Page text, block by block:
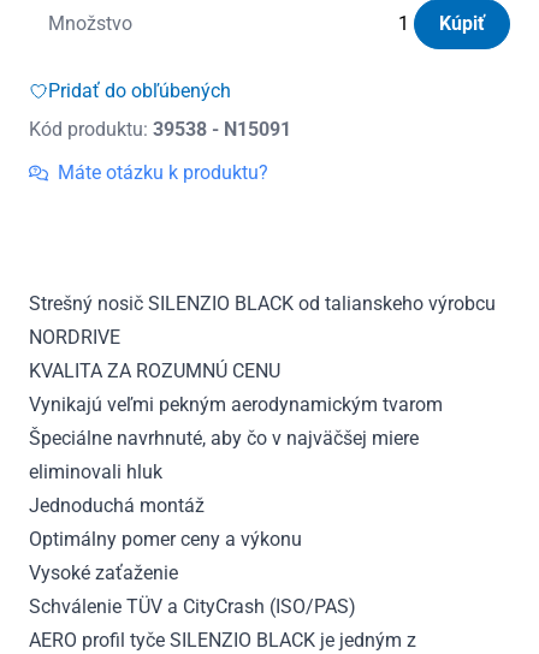
Množstvo
množstvo
Silenzio
Strešný
nosič
-
2011
Kúpiť
Pridať do obľúbených
Kód produktu: 39538 - N15091
Máte otázku k produktu?
Strešný nosič SILENZIO BLACK od talianskeho výrobcu
NORDRIVE
KVALITA ZA ROZUMNÚ CENU
Vynikajú veľmi pekným aerodynamickým tvarom
Špeciálne navrhnuté, aby čo v najväčšej miere
eliminovali hluk
Jednoduchá montáž
Optimálny pomer ceny a výkonu
Vysoké zaťaženie
Schválenie TÜV a CityCrash (ISO/PAS)
AERO profil tyče SILENZIO BLACK je jedným z